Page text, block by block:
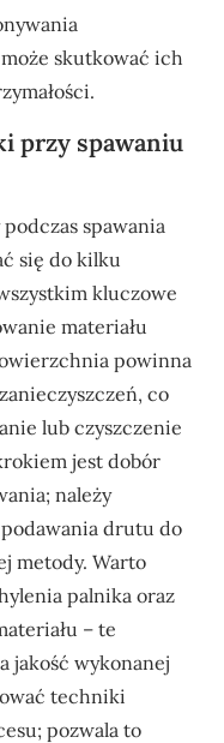
skutkować ich
przy spawaniu
spawania
się do kilku
kluczowe
materiału
powinna
co
lub czyszczenie
jest dobór
należy
drutu do
metody. Warto
palnika oraz
– te
jakość wykonanej
techniki
pozwala to